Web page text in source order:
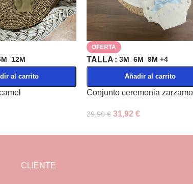
12M
al carrito
OFERTA
TALLA 3M 6M 9M +4
Añadir al carrito
Conjunto ceremonia
39,90€ 31,92€
CLIENTE